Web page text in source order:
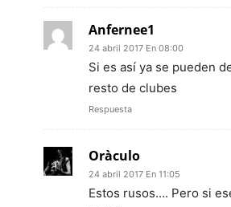
Anfernee1
24 abril 2017 En 08:00
Si es así ya se pueden
resto de clubes
Respuesta
Oràculo
24 abril 2017 En 11:05
Estos rusos…. Pero si